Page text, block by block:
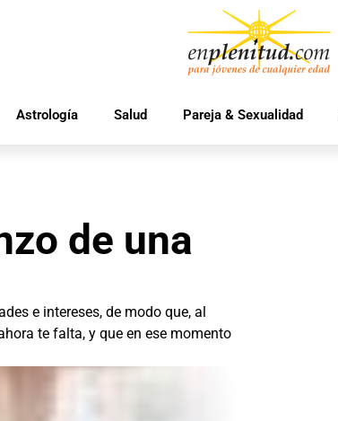
Astrología Salud Pareja & Sexualidad
de una
e intereses, de modo que, al
te falta, y que en ese momento